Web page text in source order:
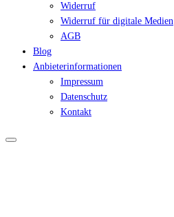
Widerruf
Widerruf für digitale Medien
AGB
Blog
Anbieterinformationen
Impressum
Datenschutz
Kontakt